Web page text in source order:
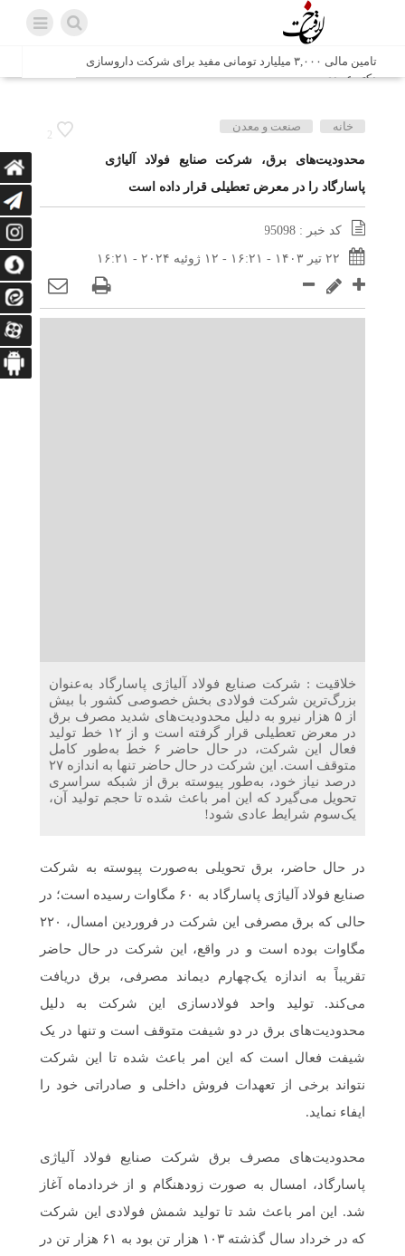
تامین مالی ۳,۰۰۰ میلیارد تومانی مفید برای شرکت داروسازی
دکتر عبیدی
شش وزیر کابینه پاکستان با حضور در سفارت ایران در اسلام
اتابک: ظرفیت های جدید همکاری‌های تجاری ایران و پاکستان با
محوریت بخش خصوصی فعال می‌شود
در مسیر جا‌مانده‌ها، دل‌ها به کربلا رسیده است
وزیر صمت خواستار پیگیری کانتینرهای ایرانی در بندر کراچی
شد / تجارت ۱۰ میلیارد دلاری ایران و پاکستان
2
خانه صنعت و معدن
محدودیت‌های برق، شرکت صنایع فولاد آلیاژی
پاسارگاد را در معرض تعطیلی قرار داده است
کد خبر : 95098
۲۲ تیر ۱۴۰۳ - ۱۶:۲۱ - ۱۲ ژوئیه ۲۰۲۴ - ۱۶:۲۱
خلاقیت : شرکت صنایع فولاد آلیاژی پاسارگاد به‌عنوان
بزرگ‌ترین شرکت فولادی بخش خصوصی کشور با بیش
از ۵ هزار نیرو به دلیل محدودیت‌های شدید مصرف برق
در معرض تعطیلی قرار گرفته است و از ۱۲ خط تولید
فعال این شرکت، در حال حاضر ۶ خط به‌طور کامل
متوقف است. این شرکت در حال حاضر تنها به اندازه ۲۷
درصد نیاز خود، به‌طور پیوسته برق از شبکه سراسری
تحویل می‌گیرد که این امر باعث شده تا حجم تولید آن،
یک‌سوم شرایط عادی شود!
در حال حاضر، برق تحویلی به‌صورت پیوسته به شرکت
صنایع فولاد آلیاژی پاسارگاد به ۶۰ مگاوات رسیده است؛ در
حالی که برق مصرفی این شرکت در فروردین امسال، ۲۲۰
مگاوات بوده است و در واقع، این شرکت در حال حاضر
تقریباً به اندازه یک‌چهارم دیماند مصرفی، برق دریافت
می‌کند. تولید واحد فولادسازی این شرکت به دلیل
محدودیت‌های برق در دو شیفت متوقف است و تنها در یک
شیفت فعال است که این امر باعث شده تا این شرکت
نتواند برخی از تعهدات فروش داخلی و صادراتی خود را
ایفاء نماید.
محدودیت‌های مصرف برق شرکت صنایع فولاد آلیاژی
پاسارگاد، امسال به صورت زودهنگام و از خردادماه آغاز
شد. این امر باعث شد تا تولید شمش فولادی این شرکت
که در خرداد سال گذشته ۱۰۳ هزار تن بود به ۶۱ هزار تن در